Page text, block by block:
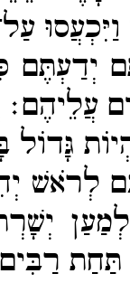
יְדַעְתֶּם
עֲלֵיהֶם׃
לְרֹאשׁ